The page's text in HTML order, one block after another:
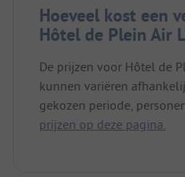
Hoeveel kost een
Hôtel de Plein Air
De prijzen voor Hôtel de
kunnen variëren
gekozen periode,
prijzen op deze pagina.